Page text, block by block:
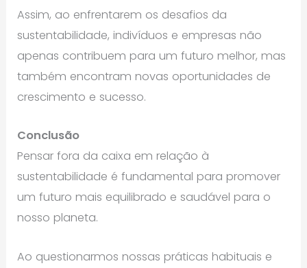
Assim, ao enfrentarem os desafios da
sustentabilidade, indivíduos e empresas não
apenas contribuem para um futuro melhor, mas
também encontram novas oportunidades de
crescimento e sucesso.
Conclusão
Pensar fora da caixa em relação à
sustentabilidade é fundamental para promover
um futuro mais equilibrado e saudável para o
nosso planeta.
Ao questionarmos nossas práticas habituais e